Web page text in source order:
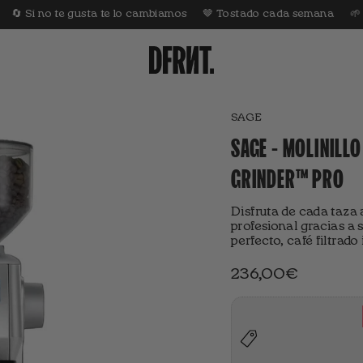
gusta te lo cambiamos 🤎 Tostado cada semana 🌱 0%
SAGE
SAGE -
GRINDER™ PRO
Disfruta de cada
profesional gracias a
perfecto, café filtrado
236,00€